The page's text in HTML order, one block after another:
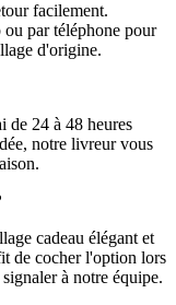
facilement.
par téléphone pour
d'origine.
de 24 à 48 heures
notre livreur vous
cadeau élégant et
de cocher l'option lors
à notre équipe.